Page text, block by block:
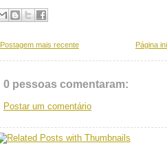
Postagem mais recente Página
0 pessoas comentaram:
Postar um comentário